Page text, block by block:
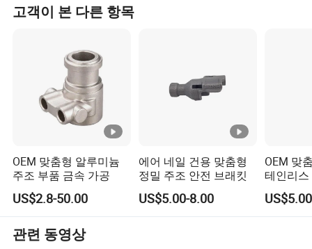
하고 있습니다. 당사는 주철 연결 및 커플링과 기계 액세서
서고 있습니다. 2007년 독일에서 스펙트럼 분석기를 수입
하여 실리콘 콜로이드 중온도 정밀 주조 생산 라인을 설정
했습니다. 첫 번째 단계의 건축 공간은 약 4, 500 평방 미터
이며 초기 월 생산성은 약 60-80톤입니다. 현재 스테인리스
강, 탄산강, 합금강, 비철강 등의 정밀 파운드리 제품을 만들
수 있습니다. 자동차 부품, 기계 부품, 펌프 밸브 부품, 건물
하드웨어, 석유 화학 장비 등 다양한 제품을 밥솥 액세서리,
목욕 액세서리, 의료 기기 액세서리 및 스포츠 장비 소재로
는 201, 202, 303, 304, 304L, 316, 316L, 1Cr18Ni9Ti, 430,
440, 1008, 1020, 20NiCrMo, 42CrMo4 및 비자성 스테인리
스 스틸. 우리가 할 수 있는 캐스팅의 최소 무게는 2g이고,
최대 중량은 30kg입니다. 최소 캐스팅 공간은 0.75mm이고
고객이 본 다른 항목
OEM 맞춤형 알루미늄
주조 부품 금속 가공
US$2.8-50.00
에어 네일 건용 맞춤형
정밀 주조 안전 브래킷
US$5.00-8.00
OEM 맞
테인리
자 주조
조 서비
차 기계
관련 동영상